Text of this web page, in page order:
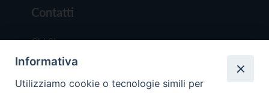
Contatti
Chi Siamo
Redazione
Scrivici
Informativa
Utilizziamo cookie o tecnologie simili per